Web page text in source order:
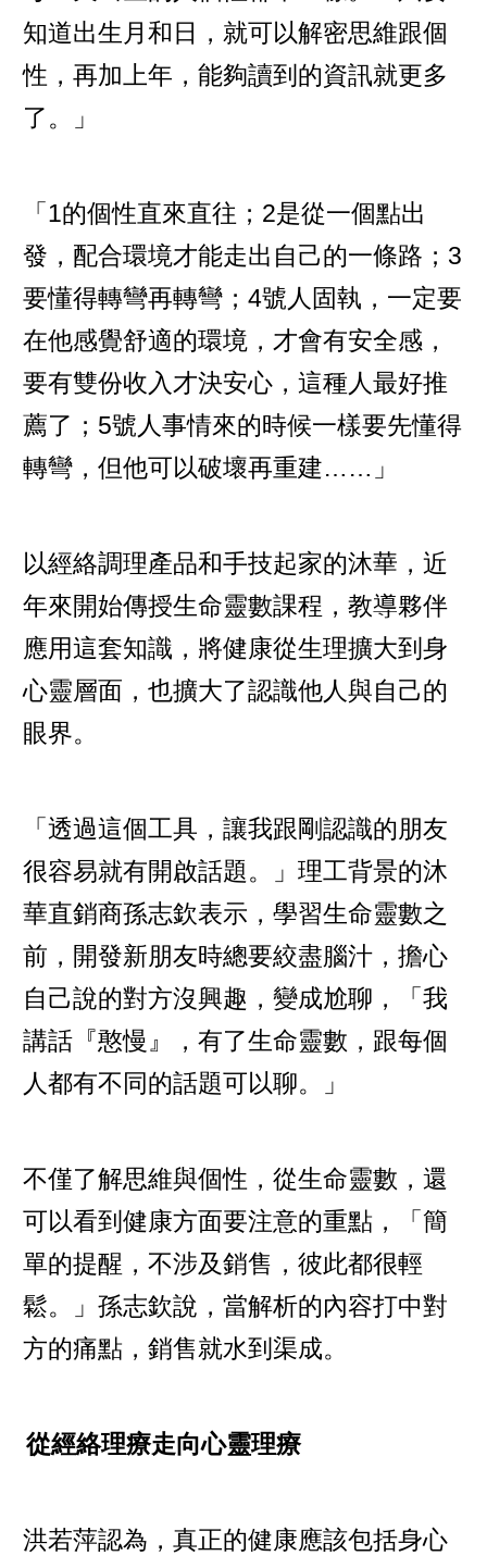
知道出生月和日，就可以解密思維跟個
性，再加上年，能夠讀到的資訊就更多
了。」
「1的個性直來直往；2是從一個點出
發，配合環境才能走出自己的一條路；3
要懂得轉彎再轉彎；4號人固執，一定要
在他感覺舒適的環境，才會有安全感，
要有雙份收入才決安心，這種人最好推
薦了；5號人事情來的時候一樣要先懂得
轉彎，但他可以破壞再重建……」
以經絡調理產品和手技起家的沐華，近
年來開始傳授生命靈數課程，教導夥伴
應用這套知識，將健康從生理擴大到身
心靈層面，也擴大了認識他人與自己的
眼界。
「透過這個工具，讓我跟剛認識的朋友
很容易就有開啟話題。」理工背景的沐
華直銷商孫志欽表示，學習生命靈數之
前，開發新朋友時總要絞盡腦汁，擔心
自己說的對方沒興趣，變成尬聊，「我
講話『憨慢』，有了生命靈數，跟每個
人都有不同的話題可以聊。」
不僅了解思維與個性，從生命靈數，還
可以看到健康方面要注意的重點，「簡
單的提醒，不涉及銷售，彼此都很輕
鬆。」孫志欽說，當解析的內容打中對
方的痛點，銷售就水到渠成。
從經絡理療走向心靈理療
洪若萍認為，真正的健康應該包括身心